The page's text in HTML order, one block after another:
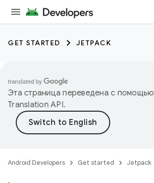
GET STARTED JETPACK
Эта страница переведена с помощью
Translation API.
Android Developers Get started Jetpack